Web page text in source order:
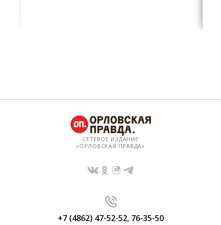
СЕТЕВОЕ ИЗДАНИЕ
«ОРЛОВСКАЯ ПРАВДА»
+7 (4862) 47-52-52, 76-35-50